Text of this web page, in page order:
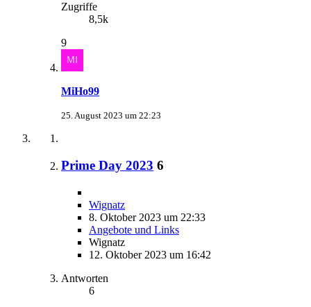
Zugriffe
8,5k
9
MiHo99
25. August 2023 um 22:23
Prime Day 2023 6
Wignatz
8. Oktober 2023 um 22:33
Angebote und Links
Wignatz
12. Oktober 2023 um 16:42
Antworten
6